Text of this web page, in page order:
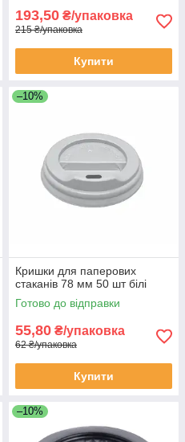
193,50 ₴/упаковка
215 ₴/упаковка
Купити
–10%
Кришки для паперових
стаканів 78 мм 50 шт білі
Готово до відправки
55,80 ₴/упаковка
62 ₴/упаковка
Купити
–10%